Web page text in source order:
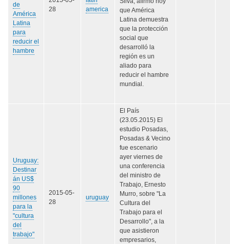
de
América
Latina
para
reducir el
hambre
28
america
que América
Latina demuestra
que la protección
social que
desarrolló la
región es un
aliado para
reducir el hambre
mundial.
Uruguay:
Destinar
án US$
90
millones
para la
"cultura
del
trabajo"
2015-05-
28
uruguay
El País
(23.05.2015) El
estudio Posadas,
Posadas & Vecino
fue escenario
ayer viernes de
una conferencia
del ministro de
Trabajo, Ernesto
Murro, sobre "La
Cultura del
Trabajo para el
Desarrollo", a la
que asistieron
empresarios,